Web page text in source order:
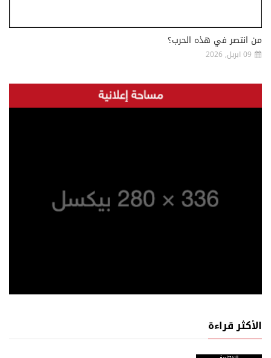
من انتصر في هذه الحرب؟
09 ابريل, 2026
الأكثر قراءة